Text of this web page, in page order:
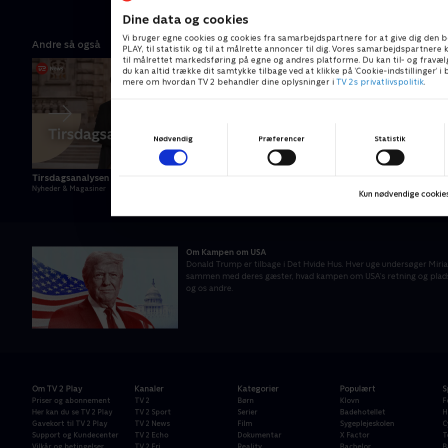
Dine data og cookies
Vi bruger egne cookies og cookies fra samarbejdspartnere for at give dig den
PLAY, til statistik og til at målrette annoncer til dig. Vores samarbejdspartnere
til målrettet markedsføring på egne og andres platforme. Du kan til- og
du kan altid trække dit samtykke tilbage ved at klikke på ’Cookie-indstillinger’ i
mere om hvordan TV 2 behandler dine oplysninger i TV 2s privatlivspolitik.
Nødvendig
Præferencer Statistik
Kun nødvendige
Andre så også
Tirsdagsanalysen
Nyheder & Magasiner
Om Kampen om USA
Donald Trump er tilbage i Det Hvide Hus. Hver uge undersøger
sammen med deres gæster, hvad kampen om USA’s retning og
og os andre.
Om TV 2 Play
Priser og abonnement
Her kan du se TV 2 Play
Gavekort til TV 2 Play
Support og Kundecenter
Kanaler
TV 2
TV 2 Sport
TV 2 News
TV 2 Echo
Kategorier
Børn
Serier
Film
Dokumentar
Populært
Klovn
Badehotellet
Sygeplejeskolen
X Factor